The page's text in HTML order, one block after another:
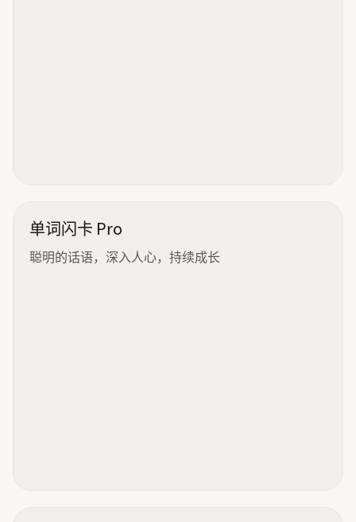
单词闪卡 Pro
聪明的话语，深入人心，持续成长